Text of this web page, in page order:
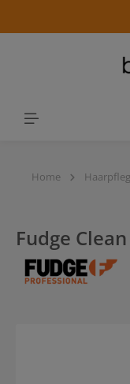
Home
Fudge
Bildergalerie